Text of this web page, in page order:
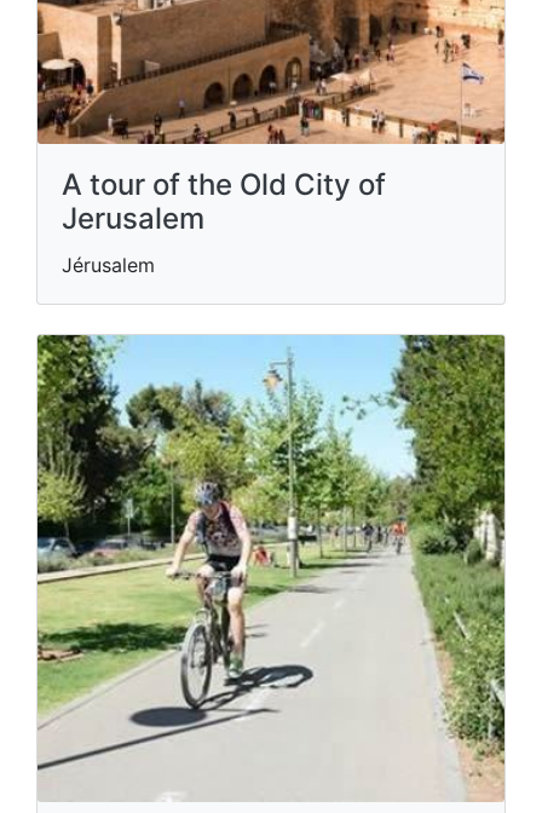
A tour of the Old City of
Jerusalem
Jérusalem